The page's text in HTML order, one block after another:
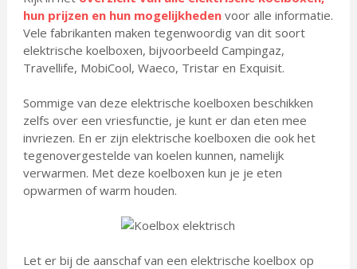
hun prijzen en hun mogelijkhedenvoor alle informatie.
Vele fabrikanten maken tegenwoordig van dit soort
elektrische koelboxen, bijvoorbeeld Campingaz,
Travellife, MobiCool, Waeco, Tristar en Exquisit.
Sommige van deze elektrische koelboxen beschikken
zelfs over een vriesfunctie, je kunt er dan eten mee
invriezen. En er zijn elektrische koelboxen die ook het
tegenovergestelde van koelen kunnen, namelijk
verwarmen. Met deze koelboxen kun je je eten
opwarmen of warm houden.
Let er bij de aanschaf van een elektrische koelbox op